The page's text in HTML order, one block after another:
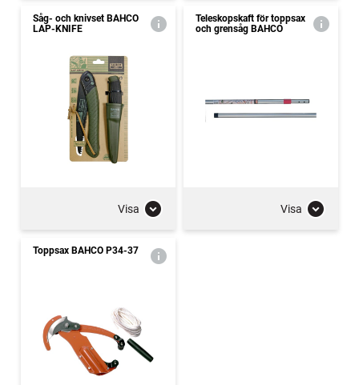
Såg- och knivset BAHCO
LAP-KNIFE
Visa
Teleskopskaft för toppsax
och grensåg BAHCO
Visa
Toppsax BAHCO P34-37